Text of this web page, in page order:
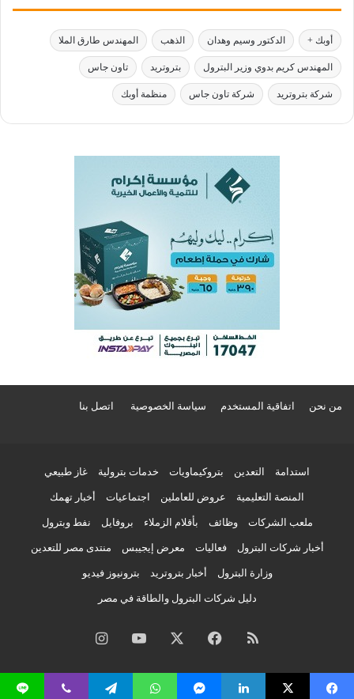
أوبك + الدكتور وسيم وهدان الذهب المهندس طارق الملا
المهندس كريم بدوي وزير البترول بتروتريد تاون جاس
شركة بتروتريد شركة تاون جاس منظمة أوبك
من نحن اتفاقية المستخدم سياسة الخصوصية اتصل بنا
استدامة التعدين بتروكيماويات خدمات بترولية غاز طبيعي
المنصة التعليمية عروض للعاملين اجتماعيات أخبار تهمك
ملعب الشركات وظائف بأقلام الزملاء بروفايل نفط وبترول
أخبار شركات البترول فعاليات معرض إيجيبس منتدى مصر للتعدين
وزارة البترول أخبار بتروتريد بترونيوز فيديو
دليل شركات البترول والطاقة في مصر
ملخص
الموقع
فيسبوك ‫YouTubeانستقرام